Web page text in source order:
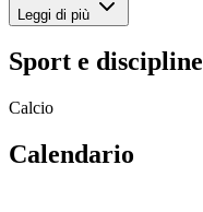
Leggi di più
Sport e discipline
Calcio
Calendario